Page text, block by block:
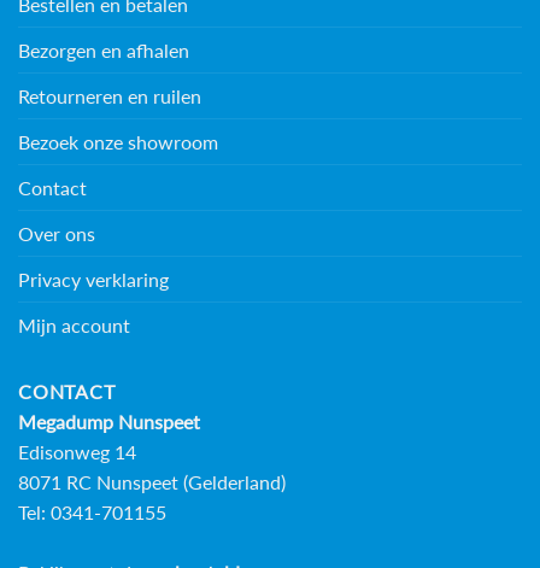
Bezorgen en afhalen
Retourneren en ruilen
Bezoek onze showroom
Contact
Over ons
Privacy verklaring
Mijn account
CONTACT
Megadump Nunspeet
Edisonweg 14
8071 RC Nunspeet (Gelderland)
Tel: 0341-701155